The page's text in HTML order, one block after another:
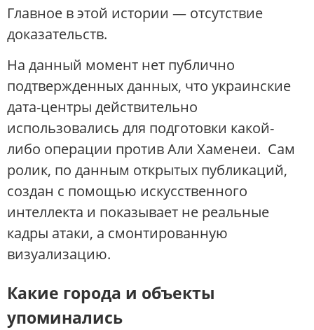
Главное в этой истории — отсутствие
доказательств.
На данный момент нет публично
подтвержденных данных, что украинские
дата-центры действительно
использовались для подготовки какой-
либо операции против Али Хаменеи. Сам
ролик, по данным открытых публикаций,
создан с помощью искусственного
интеллекта и показывает не реальные
кадры атаки, а смонтированную
визуализацию.
Какие города и объекты
упоминались